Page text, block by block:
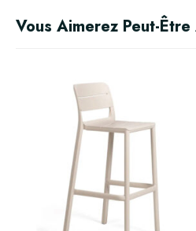
Vous Aimerez Peut-